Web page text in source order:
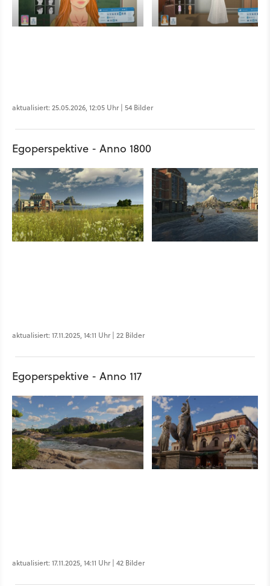
aktualisiert: 25.05.2026, 12:05 Uhr | 54 Bilder
Egoperspektive - Anno 1800
aktualisiert: 17.11.2025, 14:11 Uhr | 22 Bilder
Egoperspektive - Anno 117
aktualisiert: 17.11.2025, 14:11 Uhr | 42 Bilder